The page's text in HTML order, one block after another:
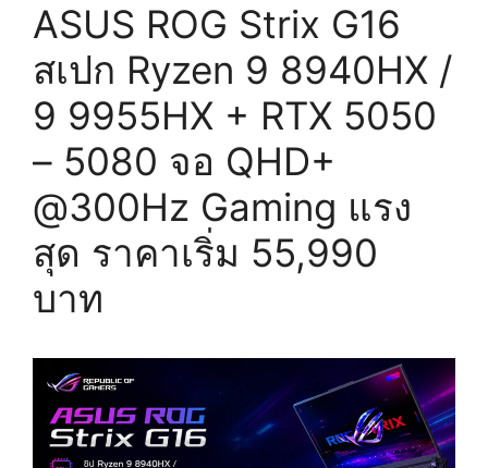
ASUS ROG Strix G16
สเปก Ryzen 9 8940HX /
9 9955HX + RTX 5050
– 5080 จอ QHD+
@300Hz Gaming แรง
สุด ราคาเริ่ม 55,990
บาท